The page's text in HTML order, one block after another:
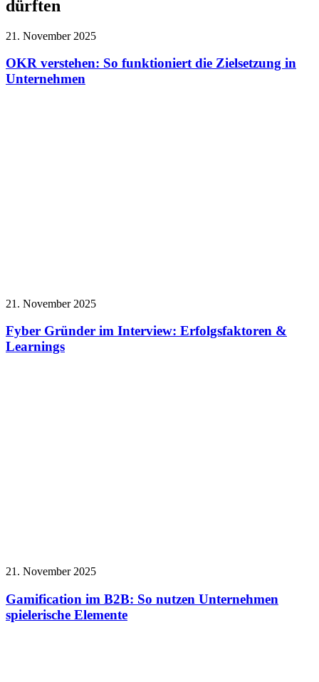
dürften
21. November 2025
OKR verstehen: So funktioniert die Zielsetzung in
Unternehmen
21. November 2025
Fyber Gründer im Interview: Erfolgsfaktoren &
Learnings
21. November 2025
Gamification im B2B: So nutzen Unternehmen
spielerische Elemente